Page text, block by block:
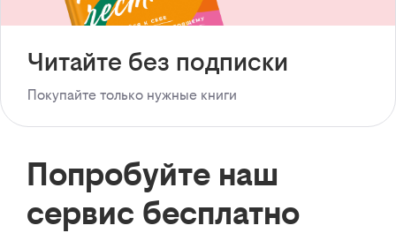
Читайте без подписки
Покупайте только нужные книги
Попробуйте наш
сервис бесплатно